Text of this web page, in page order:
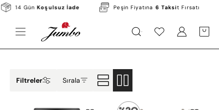
Skip
content
14 GünKoşulsuz İade Peşin Fiyatına6 Taksit Fırsatı
Open
navigation
KATEGORILERMARKALAR KAMPANYALAR Hesabım OPEN
Hesabım
Sırala
Filtreler